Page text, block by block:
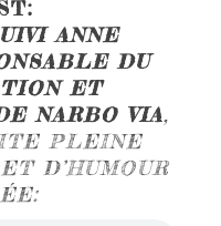
ANNE
DU
ET
NARBO VIA,
PLEINE
D’HUMOUR